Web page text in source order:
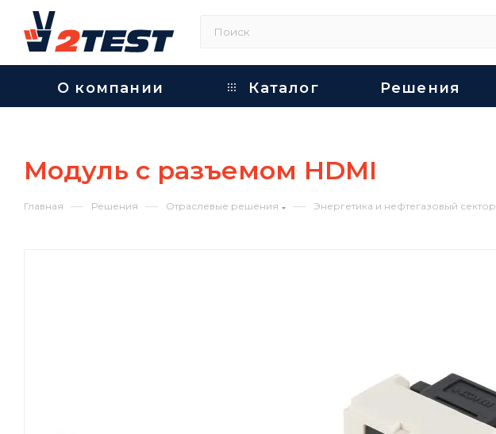
О компании Каталог Решения
Модуль с разъемом HDMI
Главная — Решения — Отраслевые решения — Энергетика и нефтегазовый сектор